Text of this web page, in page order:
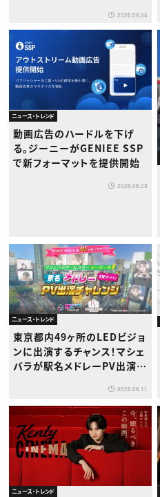
2026.06.24
ニュース・トレンド
動画広告のハードルを下げ
る。ジーニーがGENIEE SSP
で新フォーマットを提供開始
2026.06.23
ニュース・トレンド
東京都内49ヶ所のLEDビジョ
ンに出演するチャンス！マシェ
バラが駅名メドレーPV出演者
2026.06.11
ニュース・トレンド